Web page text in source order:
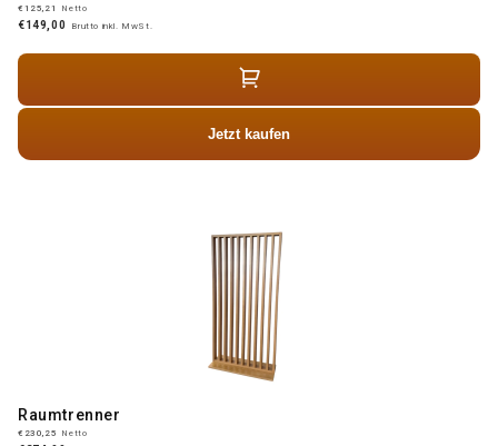
€125,21 Netto
€149,00 Brutto inkl. MwSt.
Jetzt kaufen
Raumtrenner
€230,25 Netto